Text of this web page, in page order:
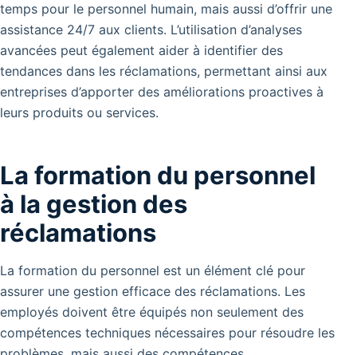
temps pour le personnel humain, mais aussi d’offrir une
assistance 24/7 aux clients. L’utilisation d’analyses
avancées peut également aider à identifier des
tendances dans les réclamations, permettant ainsi aux
entreprises d’apporter des améliorations proactives à
leurs produits ou services.
La formation du personnel
à la gestion des
réclamations
La formation du personnel est un élément clé pour
assurer une gestion efficace des réclamations. Les
employés doivent être équipés non seulement des
compétences techniques nécessaires pour résoudre les